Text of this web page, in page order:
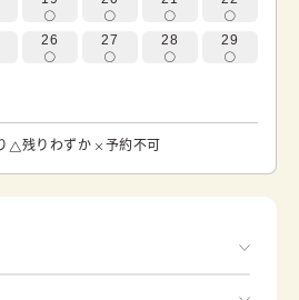
26 27 28 29
残りわずか 予約不可